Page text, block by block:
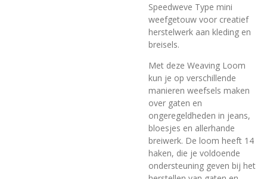
Speedweve Type mini
weefgetouw voor creatief
herstelwerk aan kleding en
breisels.
Met deze Weaving Loom
kun je op verschillende
manieren weefsels maken
over gaten en
ongeregeldheden in jeans,
bloesjes en allerhande
breiwerk. De loom heeft 14
haken, die je voldoende
ondersteuning geven bij het